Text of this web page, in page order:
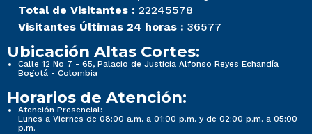
Total de Visitantes : 22245578
Visitantes Últimas 24 horas : 36577
Ubicación Altas Cortes:
Calle 12 No 7 - 65, Palacio de Justicia Alfonso Reyes Echandía
Bogotá - Colombia
Horarios de Atención:
Atención Presencial:
Lunes a Viernes de 08:00 a.m. a 01:00 p.m. y de 02:00 p.m. a 05:00
p.m.